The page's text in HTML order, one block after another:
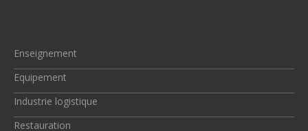
Enseignement
Equipement
Industrie logistique
Restauration